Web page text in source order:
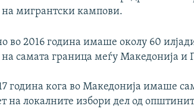
на мигрантски кампови.
во 2016 година имаше околу 60
на самата граница меѓу Македонија и
година кога во Македонија имаше
на локалните избори дел од